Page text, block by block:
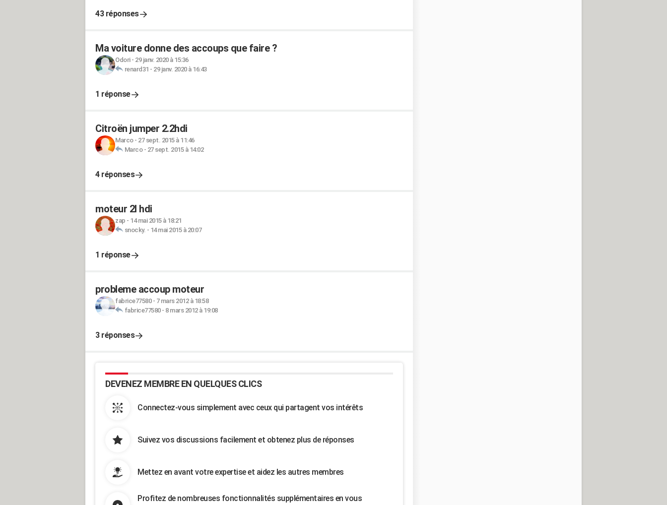
43 réponses
Ma voiture donne des accoups que faire ?
Odori- 29 janv. 2020 à 15:36
renard31 - 29 janv. 2020 à 16:43
1 réponse
Citroën jumper 2.2hdi
Marco- 27 sept. 2015 à 11:46
Marco- 27 sept. 2015 à 14:02
4 réponses
moteur 2l hdi
zap - 14 mai 2015 à 18:21
snocky. - 14 mai 2015 à 20:07
1 réponse
probleme accoup moteur
fabrice77580- 7 mars 2012 à 18:58
fabrice77580- 8 mars 2012 à 19:08
3 réponses
DEVENEZ MEMBRE EN QUELQUES CLICS
Connectez-vous simplement avec ceux qui partagent vos intérêts
Suivez vos discussions facilement et obtenez plus de réponses
Mettez en avant votre expertise et aidez les autres membres
Profitez de nombreuses fonctionnalités supplémentaires en vous